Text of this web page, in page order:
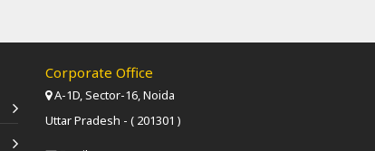
Corporate Office
A-1D, Sector-16, Noida
Uttar Pradesh - ( 201301 )